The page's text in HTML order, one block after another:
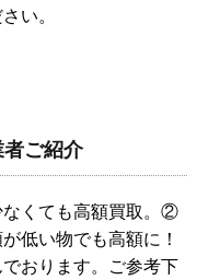
い。
者ご紹介
くても高額買取。②
低い物でも高額に！
おります。ご参考下